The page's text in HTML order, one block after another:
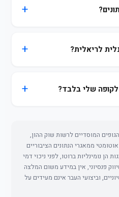
לריאלית?
המוסדיים לרשות שוק ההון,
ממאגרי הנתונים הציבוריים
נומינליות ברוטו, לפני ניכוי דמי
פנסיוני, אין במידע משום המלצה
וביצועי העבר אינם מעידים על